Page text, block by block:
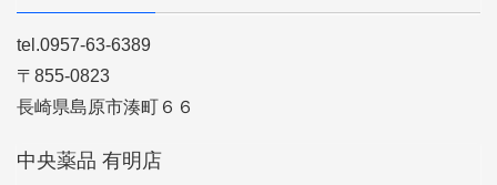
tel.0957-63-6389
〒855-0823
長崎県島原市湊町６６
中央薬品 有明店